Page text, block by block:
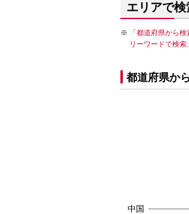
エリアで検
「都道府県から
リーワードで検索
都道府県か
中国